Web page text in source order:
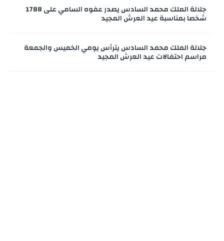
جلالة الملك محمد السادس يصدر عفوه السامي على 1788
شخصا بمناسبة عيد العرش المجيد
جلالة الملك محمد السادس يترأس يومي الخميس والجمعة
مراسم احتفالات عيد العرش المجيد